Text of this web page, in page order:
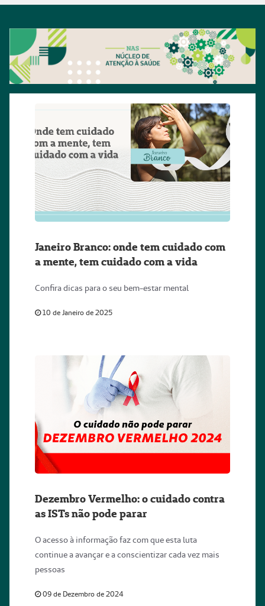
Janeiro Branco: onde tem cuidado com
a mente, tem cuidado com a vida
Confira dicas para o seu bem-estar mental
10 de Janeiro de 2025
Dezembro Vermelho: o cuidado contra
as ISTs não pode parar
O acesso à informação faz com que esta luta
continue a avançar e a conscientizar cada vez mais
pessoas
09 de Dezembro de 2024